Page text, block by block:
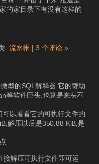
的家目录下有没有这样的
: 流水帐 | 3 个评论 »
型的SQL解释器.它的赞助
等软件巨头,也算是来头不
以看看它的可执行文件的
解压以后是350.88 KiB,是
:
接解压可执行文件即可运